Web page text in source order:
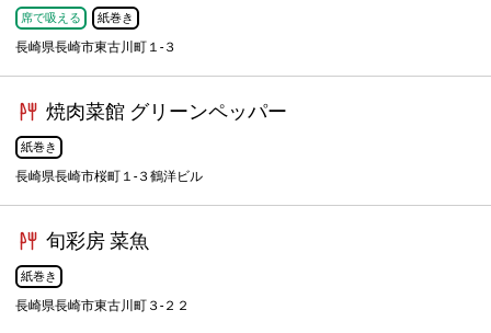
席で吸える 紙巻き
長崎県長崎市東古川町１-３
焼肉菜館 グリーンペッパー
紙巻き
長崎県長崎市桜町１-３鶴洋ビル
旬彩房 菜魚
紙巻き
長崎県長崎市東古川町３-２２